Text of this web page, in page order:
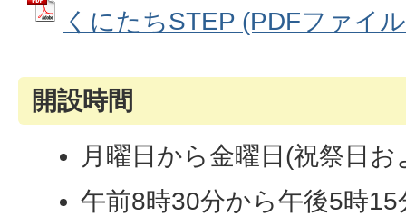
くにたちSTEP (PDFファイ
開設時間
月曜日から金曜日(祝祭日
午前8時30分から午後5時15